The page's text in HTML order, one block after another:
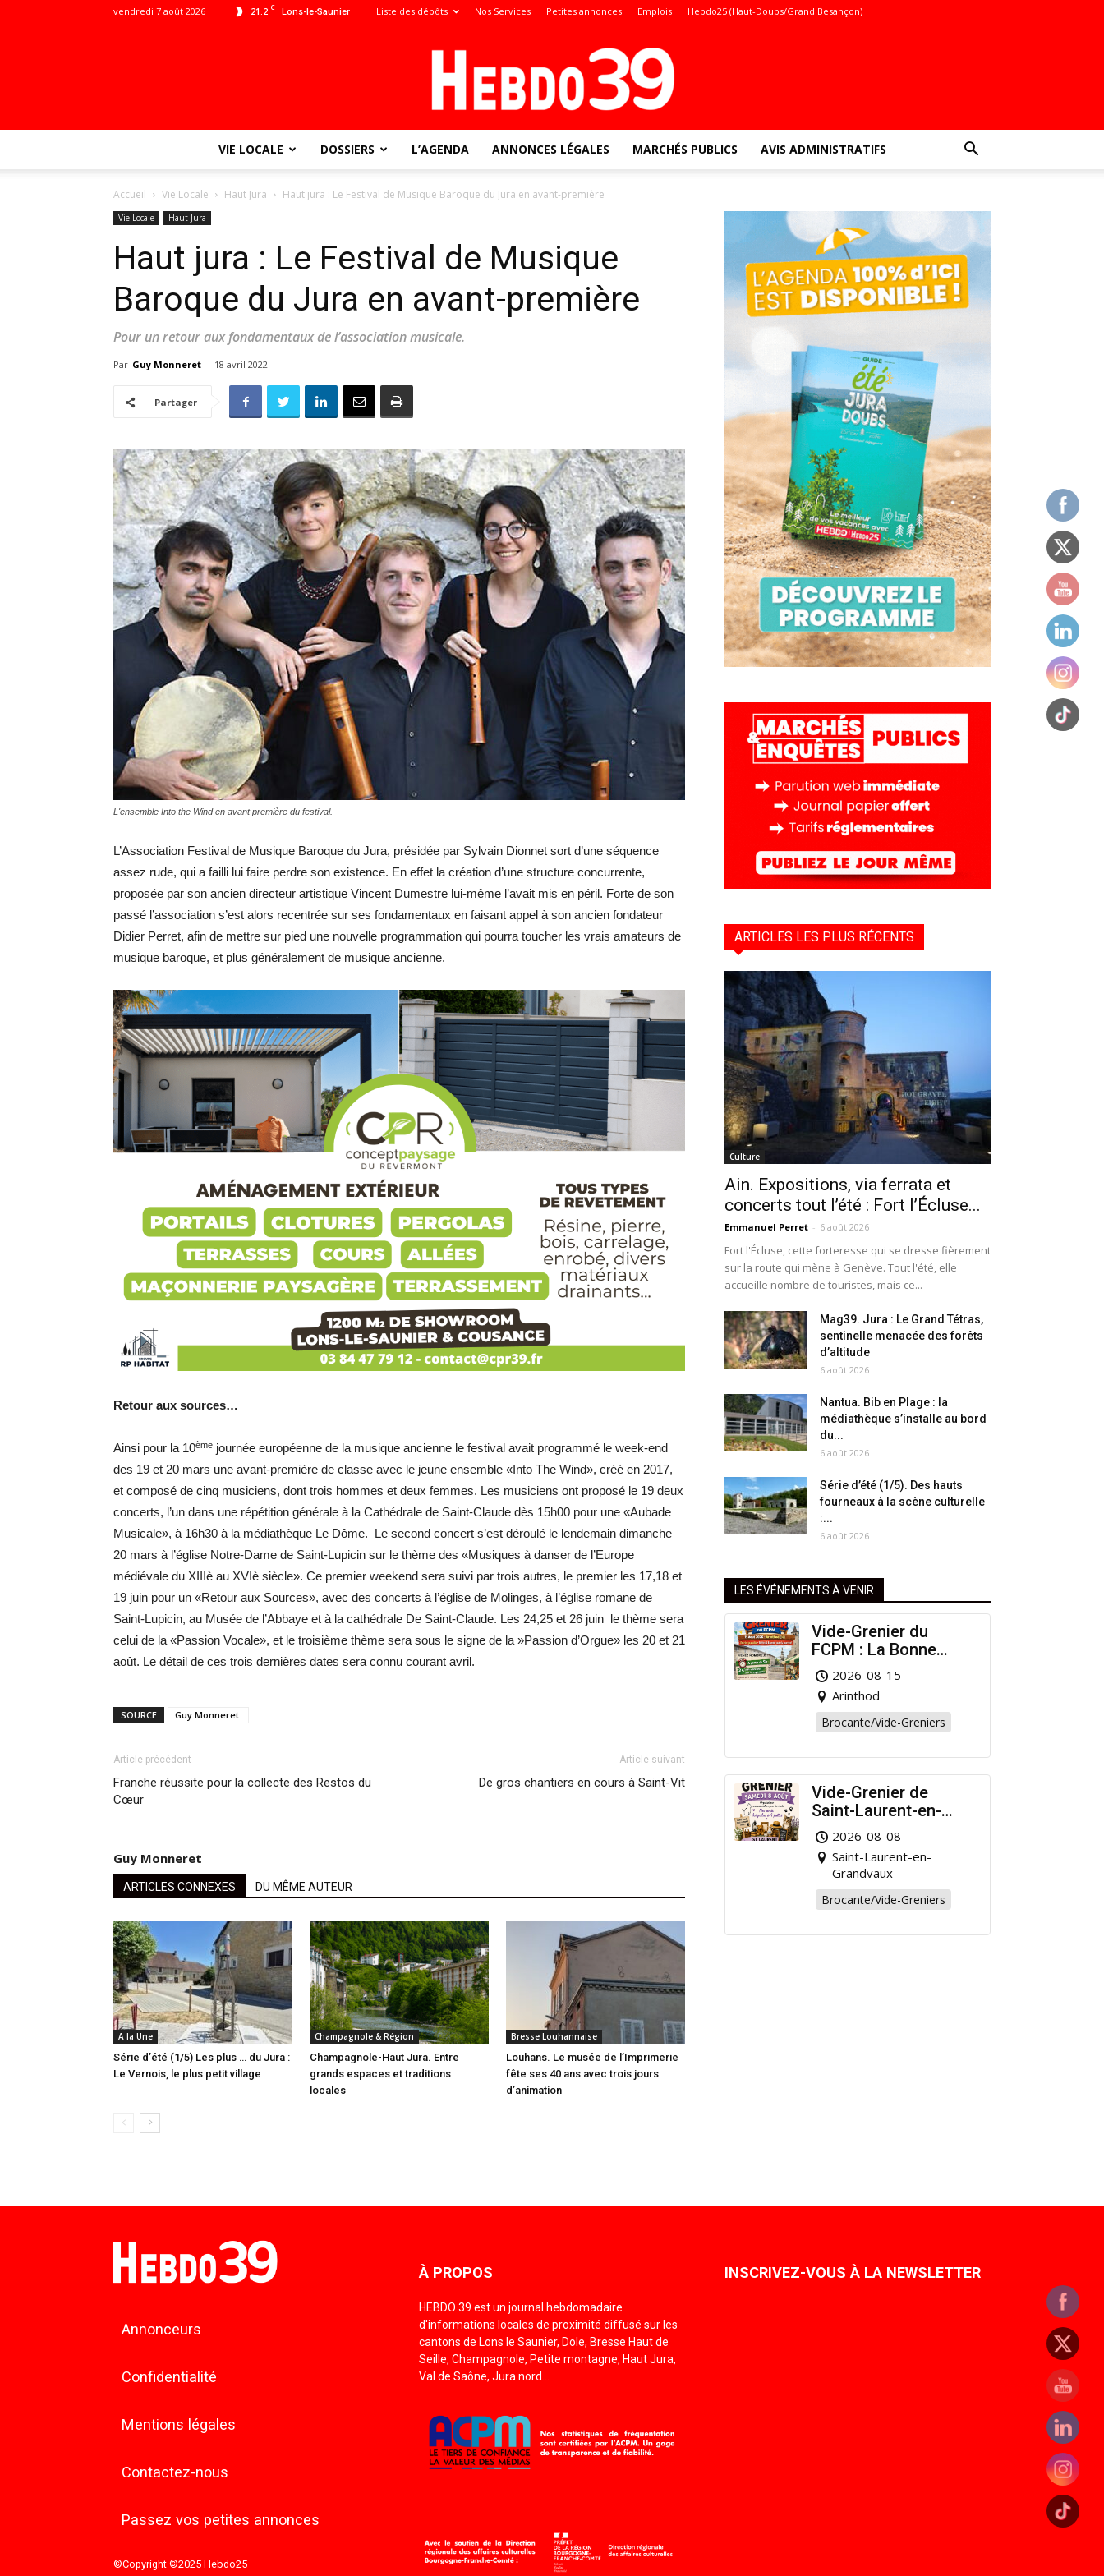
21.2 C Lons-le-Saunier
vendredi 7 août 2026 Liste des dépôts Nos Services Petites annonces Emplois Hebdo25 (Haut-Doubs/Grand Besançon)
l'info
locale
–
VIE LOCALE DOSSIERS L’AGENDA ANNONCES LÉGALES MARCHÉS PUBLICS AVIS ADMINISTRATIFS
Accueil Vie Locale Haut Jura Haut jura : Le Festival de Musique Baroque du Jura en avant-première
Vie Locale Haut Jura
Haut jura : Le Festival de Musique
Baroque du Jura en avant-première
Pour un retour aux fondamentaux de l’association musicale.
Par Guy Monneret - 18 avril 2022
Partager
L'ensemble Into the Wind en avant première du festival.
L’Association Festival de Musique Baroque du Jura, présidée par Sylvain Dionnet sort d’une séquence
assez rude, qui a failli lui faire perdre son existence. En effet la création d’une structure concurrente,
proposée par son ancien directeur artistique Vincent Dumestre lui-même l’avait mis en péril. Forte de son
passé l’association s’est alors recentrée sur ses fondamentaux en faisant appel à son ancien fondateur
Didier Perret, afin de mettre sur pied une nouvelle programmation qui pourra toucher les vrais amateurs de
musique baroque, et plus généralement de musique ancienne.
Retour aux sources…
Ainsi pour la 10ème journée européenne de la musique ancienne le festival avait programmé le week-end
des 19 et 20 mars une avant-première de classe avec le jeune ensemble «Into The Wind», créé en 2017,
et composé de cinq musiciens, dont trois hommes et deux femmes. Les musiciens ont proposé le 19 deux
concerts, l’un dans une répétition générale à la Cathédrale de Saint-Claude dès 15h00 pour une «Aubade
Musicale», à 16h30 à la médiathèque Le Dôme. Le second concert s’est déroulé le lendemain dimanche
20 mars à l’église Notre-Dame de Saint-Lupicin sur le thème des «Musiques à danser de l’Europe
médiévale du XIIIè au XVIè siècle». Ce premier weekend sera suivi par trois autres, le premier les 17,18 et
19 juin pour un «Retour aux Sources», avec des concerts à l’église de Molinges, à l’église romane de
Saint-Lupicin, au Musée de l’Abbaye et à la cathédrale De Saint-Claude. Les 24,25 et 26 juin le thème sera
celui de la «Passion Vocale», et le troisième thème sera sous le signe de la »Passion d’Orgue» les 20 et 21
août. Le détail de ces trois dernières dates sera connu courant avril.
SOURCE Guy Monneret.
Article précédent
Franche réussite pour la collecte des Restos du
Cœur
Article suivant
De gros chantiers en cours à Saint-Vit
Guy Monneret
ARTICLES CONNEXES DU MÊME AUTEUR
A la Une
Série d’été (1/5) Les plus … du Jura :
Le Vernois, le plus petit village
Champagnole & Région
Champagnole-Haut Jura. Entre
grands espaces et traditions
locales
Bresse Louhannaise
Louhans. Le musée de l’Imprimerie
fête ses 40 ans avec trois jours
d’animation
ARTICLES LES PLUS RÉCENTS
Culture
Ain. Expositions, via ferrata et
concerts tout l’été : Fort l’Écluse...
Emmanuel Perret - 6 août 2026
Fort l'Écluse, cette forteresse qui se dresse fièrement
sur la route qui mène à Genève. Tout l'été, elle
accueille nombre de touristes, mais ce...
Mag39. Jura : Le Grand Tétras,
sentinelle menacée des forêts
d’altitude
6 août 2026
Nantua. Bib en Plage : la
médiathèque s’installe au bord
du...
6 août 2026
Série d’été (1/5). Des hauts
fourneaux à la scène culturelle
:...
6 août 2026
LES ÉVÉNEMENTS À VENIR
Vide-Grenier du
FCPM : La Bonne
Affaire de l’Été à
Arinthod !
2026-08-15
Arinthod
Brocante/Vide-Greniers
Vide-Grenier de
Saint-Laurent-en-
Grandvaux : Venez
chiner pour la bonne
cause !
2026-08-08
Saint-Laurent-en-
Grandvaux
Brocante/Vide-Greniers